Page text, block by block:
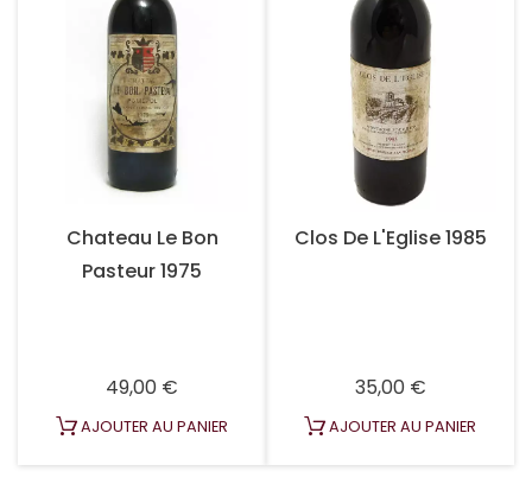
Chateau Le Bon
Pasteur 1975
49,00 €
AJOUTER AU PANIER
Clos De L'Eglise 1985
35,00 €Prix
AJOUTER AU PANIER